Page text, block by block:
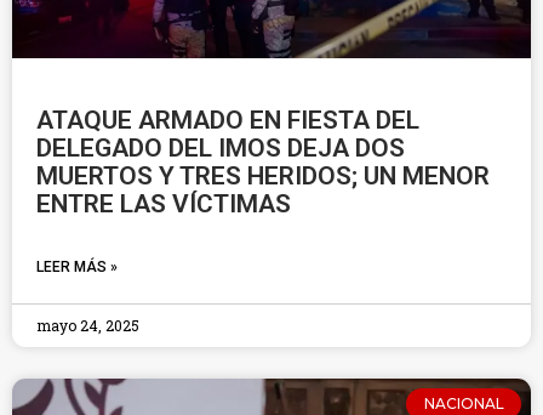
ATAQUE ARMADO EN FIESTA DEL
DELEGADO DEL IMOS DEJA DOS
MUERTOS Y TRES HERIDOS; UN MENOR
ENTRE LAS VÍCTIMAS
LEER MÁS »
mayo 24, 2025
NACIONAL